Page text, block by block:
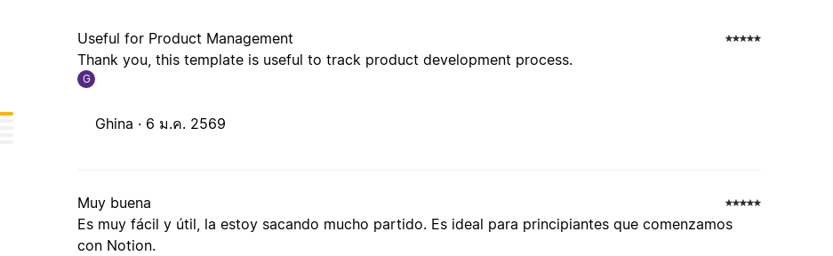
Useful for Product Management
Thank you, this template is useful to track product development process.
G
Ghina · 6 ม.ค. 2569
Muy buena
Es muy fácil y útil, la estoy sacando mucho partido. Es ideal para principiantes que comenzamos
con Notion.